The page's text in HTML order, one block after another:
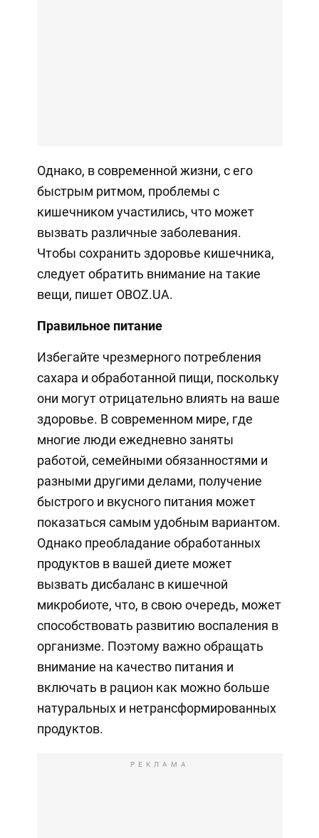
Однако, в современной жизни, с его
быстрым ритмом, проблемы с
кишечником участились, что может
вызвать различные заболевания.
Чтобы сохранить здоровье кишечника,
следует обратить внимание на такие
вещи, пишет OBOZ.UA.
Правильное питание
Избегайте чрезмерного потребления
сахара и обработанной пищи, поскольку
они могут отрицательно влиять на ваше
здоровье. В современном мире, где
многие люди ежедневно заняты
работой, семейными обязанностями и
разными другими делами, получение
быстрого и вкусного питания может
показаться самым удобным вариантом.
Однако преобладание обработанных
продуктов в вашей диете может
вызвать дисбаланс в кишечной
микробиоте, что, в свою очередь, может
способствовать развитию воспаления в
организме. Поэтому важно обращать
внимание на качество питания и
включать в рацион как можно больше
натуральных и нетрансформированных
продуктов.
РЕКЛАМА